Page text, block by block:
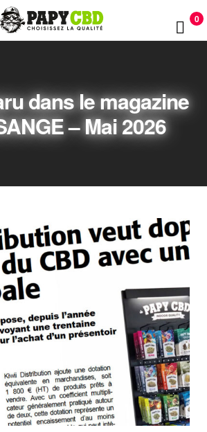
0
dans le magazine
– Mai 2026
PAPY
CBD